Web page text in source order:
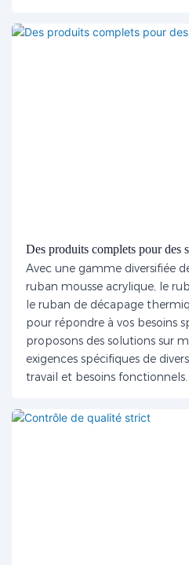
Des produits complets pour des
Avec une gamme diversifiée
ruban mousse acrylique, le
le ruban de décapage
pour répondre à vos besoins
proposons des solutions sur
exigences spécifiques de
travail et besoins fonctionnels.